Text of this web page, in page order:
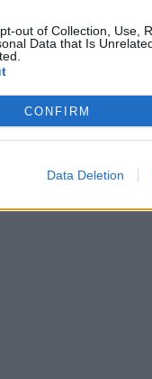
out of Collection, Use,
Data that Is
CONFIRM
Data Deletion
Al